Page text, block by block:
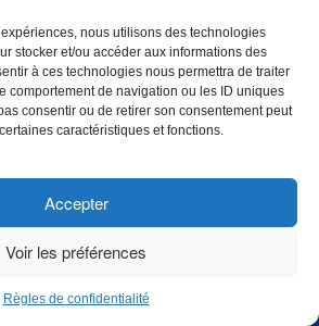
nous utilisons des technologies
stocker et/ou accéder aux informations des
à ces technologies nous permettra de traiter
comportement de navigation ou les ID uniques
consentir ou de retirer son consentement peut
caractéristiques et fonctions.
Accepter
Voir les préférences
Règles de confidentialité
Le Collège de
Maisonneuve
a inauguré
CHOISISSEZ UN PROFIL